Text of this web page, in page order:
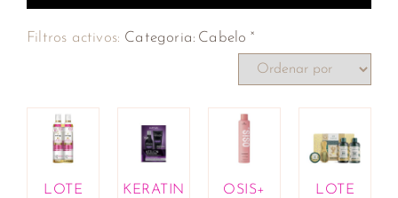
Sabonetes e géis de banho
Cuidado Facial
Limpeza da pele e exfoliantes
Tratamentos faciais
Proteção solar
Uncategorized
Filtros activos: Categoria: Cabelo ×
LOTE
KERATIN
OSIS+
LOTE